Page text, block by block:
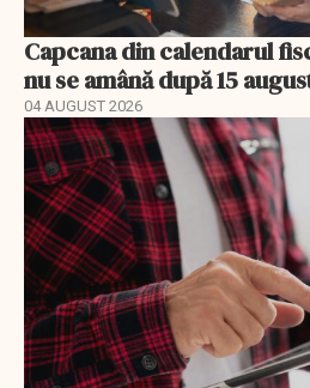
Capcana din calendarul
nu se amână după 15
04 AUGUST 2026